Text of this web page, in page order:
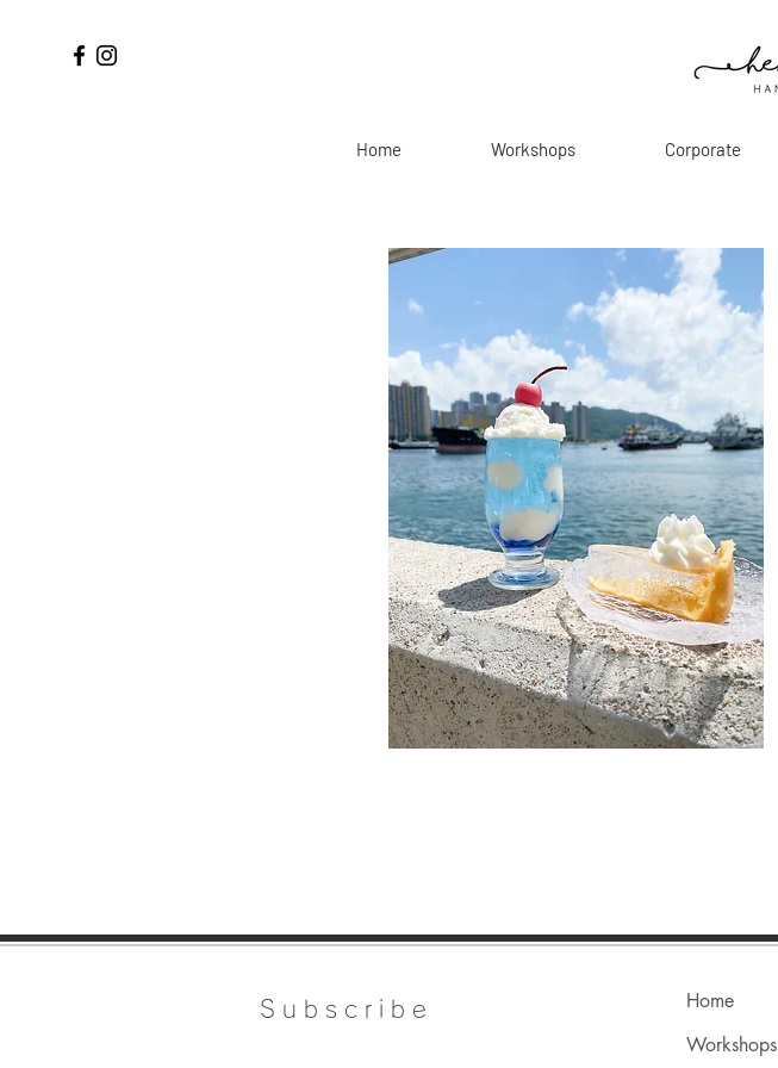
Home Workshops Corporate
Subscribe
Home
Workshops